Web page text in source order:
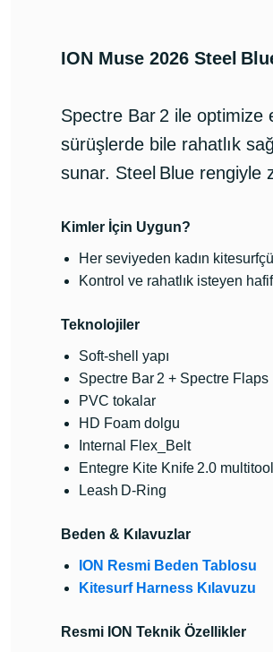
ION Muse 2026 Steel
Spectre Bar 2 ile optimize
sürüşlerde bile rahatlık
sunar. Steel Blue rengiyle
Kimler İçin Uygun?
Her seviyeden kadın
Kontrol ve rahatlık isteyen
Teknolojiler
Soft-shell yapı
Spectre Bar 2 + Spectre Flaps
PVC tokalar
HD Foam dolgu
Internal Flex_Belt
Entegre Kite Knife 2.0 multitool
Leash D‑Ring
Beden & Kılavuzlar
ION Resmi Beden Tablosu
Kitesurf Harness Kılavuzu
Resmi ION Teknik Özellikler